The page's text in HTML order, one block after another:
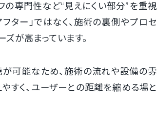
の専門性など“見えにくい部分”を重視
フター」ではなく、施術の裏側やプロセ
が高まっています。
可能なため、施術の流れや設備の雰
すく、ユーザーとの距離を縮める場と